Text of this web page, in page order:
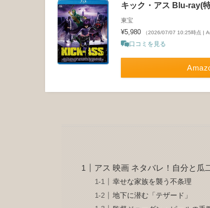
キック・アス Blu-ray(
東宝
¥5,980 （2026/07/07 10:25時点 |
口コミを見る
アス 映画 ネタバレ！自分と瓜
幸せな家族を襲う不条理
地下に潜む「テザード」